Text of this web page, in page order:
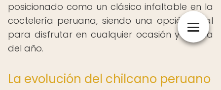
posicionado como un clásico infaltable en la
coctelería peruana, siendo una opción ideal
para disfrutar en cualquier ocasión y época
del año.
La evolución del chilcano peruano